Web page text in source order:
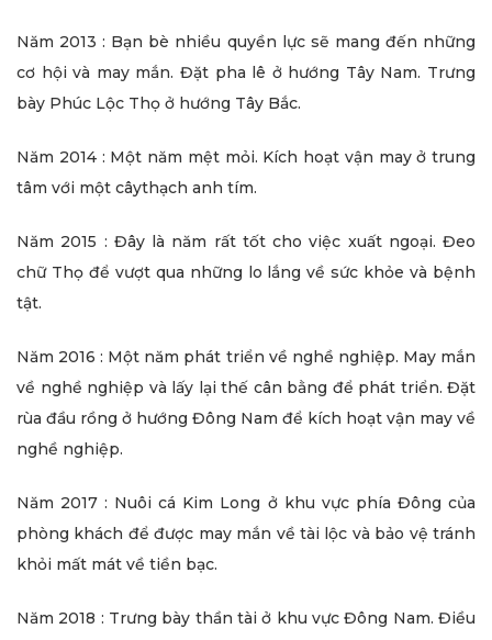
Năm 2013 : Bạn bè nhiều quyền lực sẽ mang đến những
cơ hội và may mắn. Đặt pha lê ở hướng Tây Nam. Trưng
bày Phúc Lộc Thọ ở hướng Tây Bắc.
Năm 2014 : Một năm mệt mỏi. Kích hoạt vận may ở trung
tâm với một câythạch anh tím.
Năm 2015 : Đây là năm rất tốt cho việc xuất ngoại. Đeo
chữ Thọ để vượt qua những lo lắng về sức khỏe và bệnh
tật.
Năm 2016 : Một năm phát triển về nghề nghiệp. May mắn
về nghề nghiệp và lấy lại thế cân bằng để phát triển. Đặt
rùa đầu rồng ở hướng Đông Nam để kích hoạt vận may về
nghề nghiệp.
Năm 2017 : Nuôi cá Kim Long ở khu vực phía Đông của
phòng khách để được may mắn về tài lộc và bảo vệ tránh
khỏi mất mát về tiền bạc.
Năm 2018 : Trưng bày thần tài ở khu vực Đông Nam. Điều